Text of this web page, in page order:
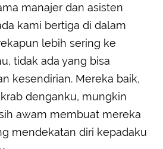
manajer dan asisten
kami bertiga di dalam
lebih sering ke
tidak ada yang bisa
kesendirian. Mereka baik,
denganku, mungkin
awam membuat mereka
mendekatan diri kepadaku